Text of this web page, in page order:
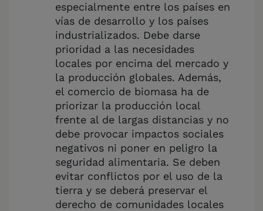
especialmente entre los países en
vías de desarrollo y los países
industrializados. Debe darse
prioridad a las necesidades
locales por encima del mercado y
la producción globales. Además,
el comercio de biomasa ha de
priorizar la producción local
frente al de largas distancias y no
debe provocar impactos sociales
negativos ni poner en peligro la
seguridad alimentaria. Se deben
evitar conflictos por el uso de la
tierra y se deberá preservar el
derecho de comunidades locales